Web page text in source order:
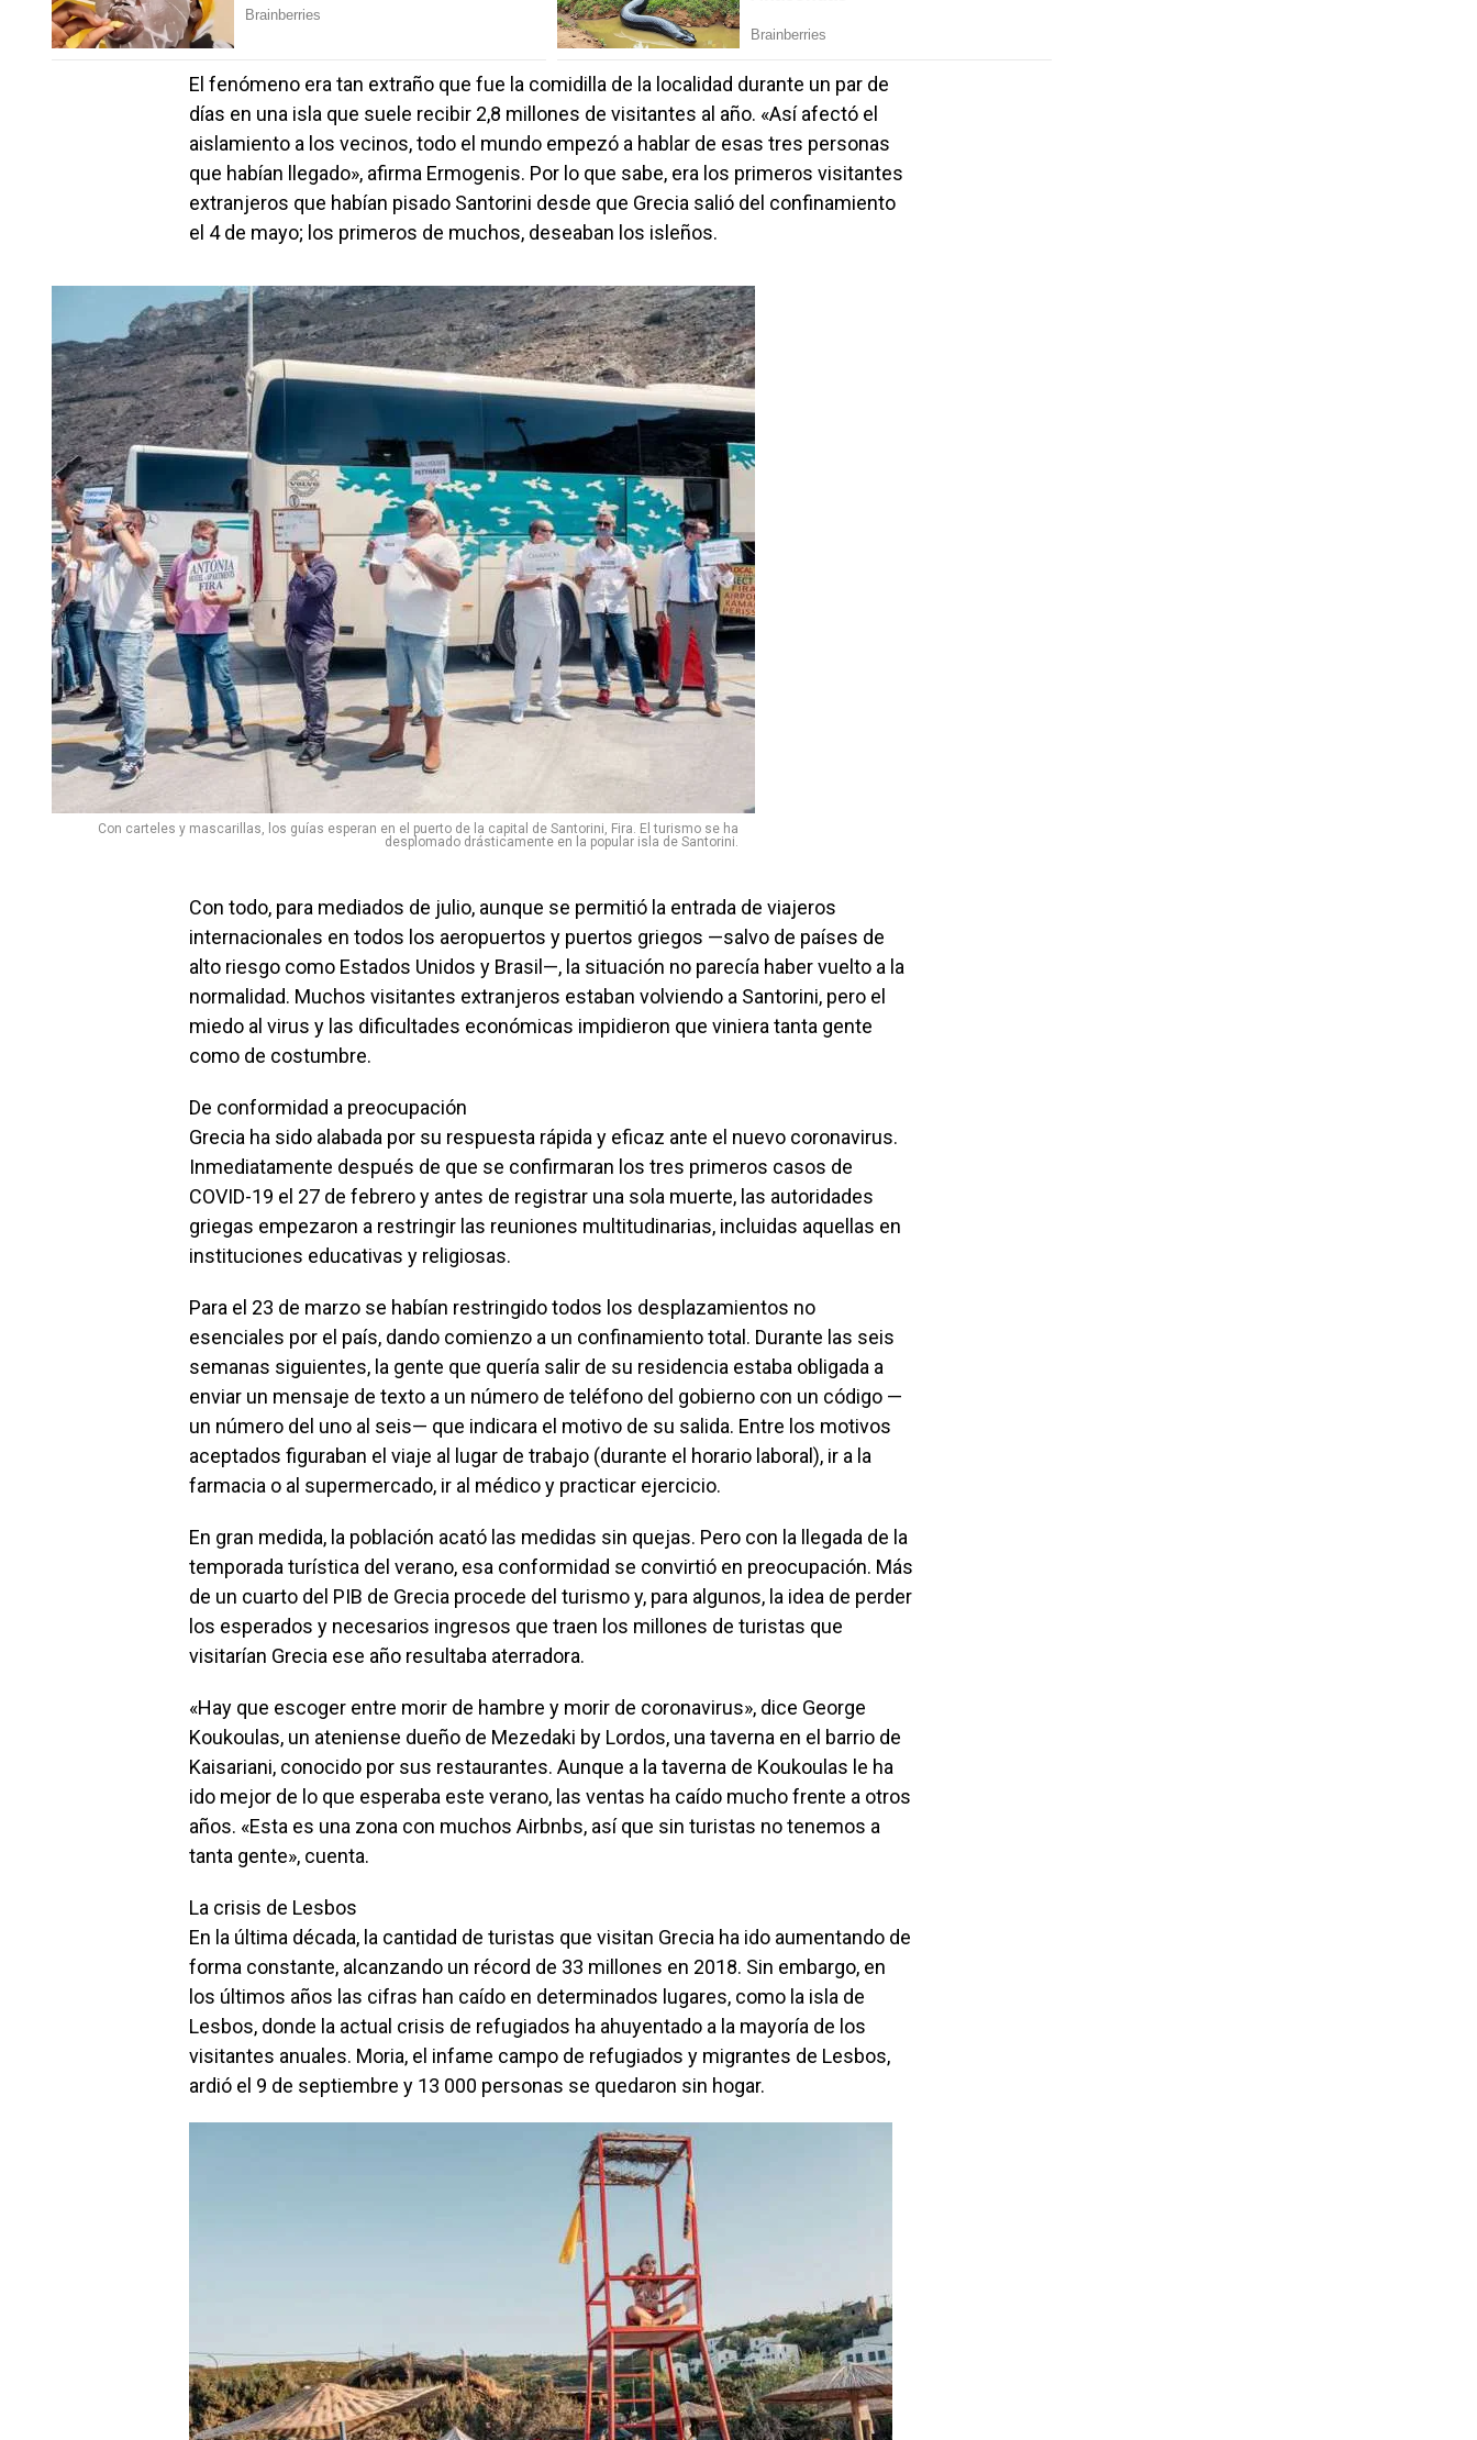
El fenómeno era tan extraño que fue la comidilla de la localidad durante un par de
días en una isla que suele recibir 2,8 millones de visitantes al año. «Así afectó el
aislamiento a los vecinos, todo el mundo empezó a hablar de esas tres personas
que habían llegado», afirma Ermogenis. Por lo que sabe, era los primeros visitantes
extranjeros que habían pisado Santorini desde que Grecia salió del confinamiento
el 4 de mayo; los primeros de muchos, deseaban los isleños.
Con carteles y mascarillas, los guías esperan en el puerto de la capital de Santorini, Fira. El turismo se ha
desplomado drásticamente en la popular isla de Santorini.
Con todo, para mediados de julio, aunque se permitió la entrada de viajeros
internacionales en todos los aeropuertos y puertos griegos —salvo de países de
alto riesgo como Estados Unidos y Brasil—, la situación no parecía haber vuelto a la
normalidad. Muchos visitantes extranjeros estaban volviendo a Santorini, pero el
miedo al virus y las dificultades económicas impidieron que viniera tanta gente
como de costumbre.
De conformidad a preocupación
Grecia ha sido alabada por su respuesta rápida y eficaz ante el nuevo coronavirus.
Inmediatamente después de que se confirmaran los tres primeros casos de
COVID-19 el 27 de febrero y antes de registrar una sola muerte, las autoridades
griegas empezaron a restringir las reuniones multitudinarias, incluidas aquellas en
instituciones educativas y religiosas.
Para el 23 de marzo se habían restringido todos los desplazamientos no
esenciales por el país, dando comienzo a un confinamiento total. Durante las seis
semanas siguientes, la gente que quería salir de su residencia estaba obligada a
enviar un mensaje de texto a un número de teléfono del gobierno con un código —
un número del uno al seis— que indicara el motivo de su salida. Entre los motivos
aceptados figuraban el viaje al lugar de trabajo (durante el horario laboral), ir a la
farmacia o al supermercado, ir al médico y practicar ejercicio.
En gran medida, la población acató las medidas sin quejas. Pero con la llegada de la
temporada turística del verano, esa conformidad se convirtió en preocupación. Más
de un cuarto del PIB de Grecia procede del turismo y, para algunos, la idea de perder
los esperados y necesarios ingresos que traen los millones de turistas que
visitarían Grecia ese año resultaba aterradora.
«Hay que escoger entre morir de hambre y morir de coronavirus», dice George
Koukoulas, un ateniense dueño de Mezedaki by Lordos, una taverna en el barrio de
Kaisariani, conocido por sus restaurantes. Aunque a la taverna de Koukoulas le ha
ido mejor de lo que esperaba este verano, las ventas ha caído mucho frente a otros
años. «Esta es una zona con muchos Airbnbs, así que sin turistas no tenemos a
tanta gente», cuenta.
La crisis de Lesbos
En la última década, la cantidad de turistas que visitan Grecia ha ido aumentando de
forma constante, alcanzando un récord de 33 millones en 2018. Sin embargo, en
los últimos años las cifras han caído en determinados lugares, como la isla de
Lesbos, donde la actual crisis de refugiados ha ahuyentado a la mayoría de los
visitantes anuales. Moria, el infame campo de refugiados y migrantes de Lesbos,
ardió el 9 de septiembre y 13 000 personas se quedaron sin hogar.